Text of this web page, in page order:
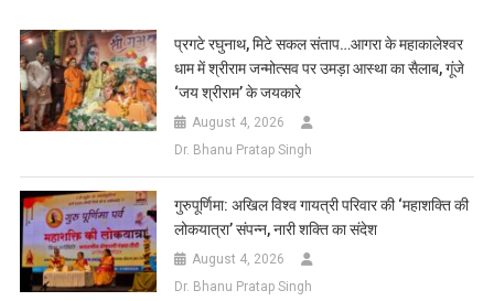
List
प्रगटे रघुनाथ, मिटे सकल संताप…आगरा के महाकालेश्वर
धाम में श्रीराम जन्मोत्सव पर उमड़ा आस्था का सैलाब, गूंजे
‘जय श्रीराम’ के जयकारे
August 4, 2026
Dr. Bhanu Pratap Singh
गुरुपूर्णिमा: अखिल विश्व गायत्री परिवार की ‘महाशक्ति की
लोकयात्रा’ संपन्न, नारी शक्ति का संदेश
August 4, 2026
Dr. Bhanu Pratap Singh